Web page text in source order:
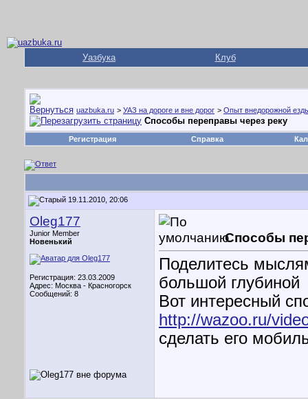
Уазбука Клуб
uazbuka.ru > УАЗ на дороге и вне дорог > Опыт внедорожной
Способы переправы через реку
Регистрация Справка
19.11.2010, 20:06
Oleg177
Junior Member
Новенький
Регистрация: 23.03.2009
Адрес: Москва - Красногорск
Сообщений: 8
Способы
Поделитесь
большой глубиной
Вот интересный
http://wazoo.ru/
сделать его